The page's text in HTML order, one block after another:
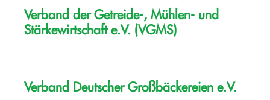
Verband der Getreide-, Mühlen- und
Stärkewirtschaft e.V. (VGMS)
Verband Deutscher Großbäckereien e.V.